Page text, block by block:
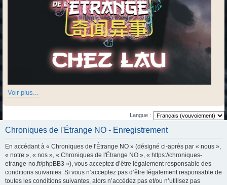
Voir plus...
Langue :
Chroniques de l'Étrange NO - Enregistrement
En accédant à « Chroniques de l'Étrange NO » (désigné ci-après par « nous »,
« notre », « nos », « Chroniques de l'Étrange NO », « https://chroniques-
etrange-no.fr/phpBB3 »), vous acceptez d’être légalement responsable des
conditions suivantes. Si vous n’acceptez pas d’être légalement responsable de
toutes les conditions suivantes, alors n’accédez pas et/ou n’utilisez pas